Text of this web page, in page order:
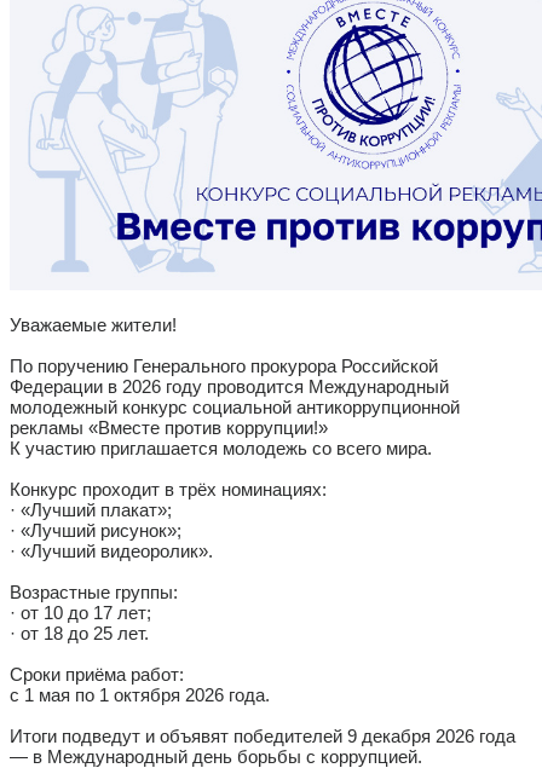
Уважаемые жители!
По поручению Генерального прокурора Российской
Федерации в 2026 году проводится Международный
молодежный конкурс социальной антикоррупционной
рекламы «Вместе против коррупции!»
К участию приглашается молодежь со всего мира.
Конкурс проходит в трёх номинациях:
· «Лучший плакат»;
· «Лучший рисунок»;
· «Лучший видеоролик».
Возрастные группы:
· от 10 до 17 лет;
· от 18 до 25 лет.
Сроки приёма работ:
с 1 мая по 1 октября 2026 года.
Итоги подведут и объявят победителей 9 декабря 2026 года
— в Международный день борьбы с коррупцией.